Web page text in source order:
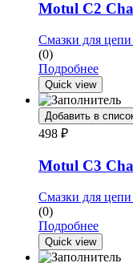
Motul C2
Смазки для
(0)
Подробнее
Quick view
Добавить в
498 ₽
Motul C3
Смазки для
(0)
Подробнее
Quick view